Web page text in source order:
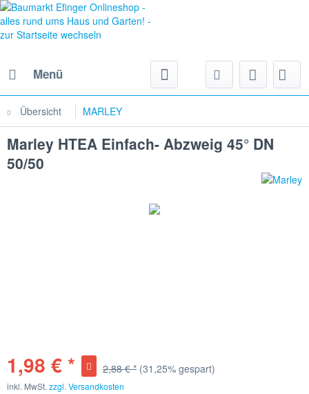
Menü
Übersicht MARLEY
Marley HTEA Einfach- Abzweig 45° DN
50/50
1,98 € * 2,88 € * (31,25% gespart)
inkl. MwSt. zzgl. Versandkosten